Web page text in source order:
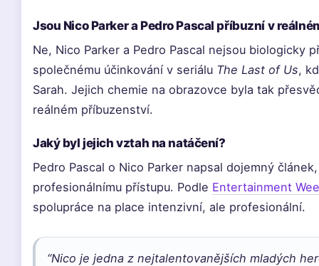
Jsou Nico Parker a Pedro Pascal příbuzní v
Ne, Nico Parker a Pedro Pascal nejsou biologicky
společnému účinkování v seriálu The Last of Us,
Sarah. Jejich chemie na obrazovce byla tak
reálném příbuzenství.
Jaký byl jejich vztah na natáčení?
Pedro Pascal o Nico Parker napsal dojemný
profesionálnímu přístupu. Podle Entertainment
spolupráce na place intenzivní, ale profesionální.
“Nico je jedna z nejtalentovanějších mladých